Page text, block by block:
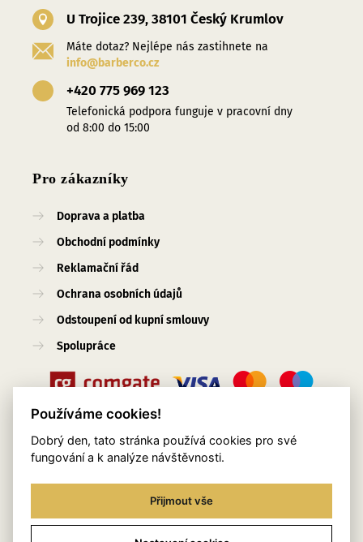
U Trojice 239, 38101 Český Krumlov
Máte dotaz? Nejlépe nás zastihnete na
info@barberco.cz
+420 775 969 123
Telefonická podpora funguje v pracovní dny
od 8:00 do 15:00
Pro zákazníky
Doprava a platba
Obchodní podmínky
Reklamační řád
Ochrana osobních údajů
Odstoupení od kupní smlouvy
Spolupráce
Užitečné odkazy
O nás
Používáme cookies!
Dobrý den, tato stránka používá cookies pro své
fungování a k analýze návštěvnosti.
Přijmout vše